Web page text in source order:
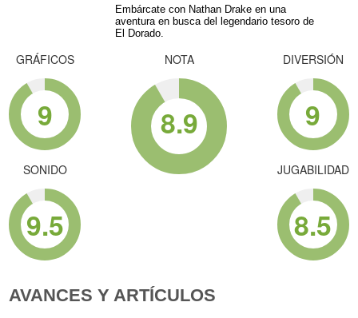
Embárcate con Nathan Drake en una
aventura en busca del legendario tesoro de
El Dorado.
GRÁFICOS
9
SONIDO
9.5
NOTA
8.9
DIVERSIÓN
9
JUGABILIDAD
8.5
AVANCES Y ARTÍCULOS